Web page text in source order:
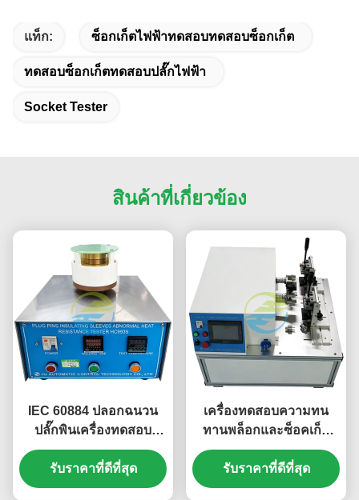
แท็ก: ซ็อกเก็ตไฟฟ้าทดสอบทดสอบซ็อกเก็ต
ทดสอบซ็อกเก็ตทดสอบปลั๊กไฟฟ้า
Socket Tester
สินค้าที่เกี่ยวข้อง
IEC 60884 ปลอกฉนวน
ปลั๊กพินเครื่องทดสอบ
ความต้านทานความร้อน
ผิดปกติสำหรับการทดสอบ
การปฏิบัติตามปลั๊กซ็อก
รับราคาที่ดีที่สุด
เครื่องทดสอบความทน
ทานพล็อกและซ็อคเก็ต
แบบหมุนสําหรับการ
ทดสอบความสามารถใน
การหักและอายุการใช้งาน
รับราคาที่ดีที่สุด